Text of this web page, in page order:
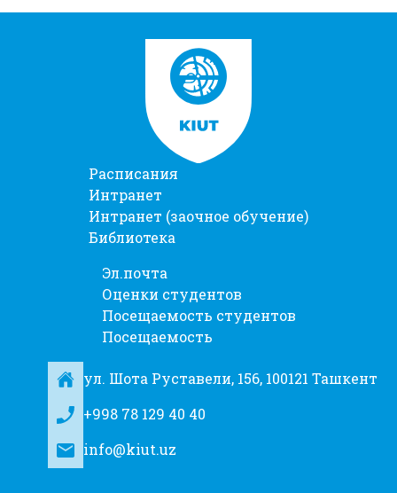
Расписания
Интранет
Интранет (заочное обучение)
Библиотека
Эл.почта
Оценки студентов
Посещаемость студентов
Посещаемость
ул. Шота Руставели, 156, 100121 Ташкент
+998 78 129 40 40
info@kiut.uz